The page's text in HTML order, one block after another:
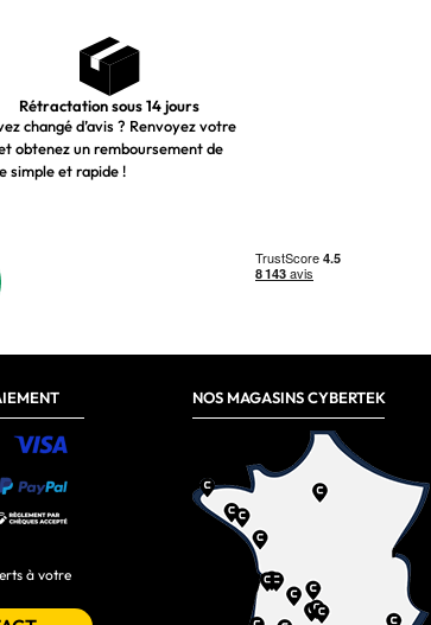
Rétractation sous 14 jours
changé d’avis ? Renvoyez votre
obtenez un remboursement de
simple et rapide !
à votre
NOS MAGASINS CYBERTEK